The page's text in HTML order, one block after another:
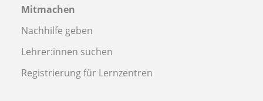
Mitmachen
Nachhilfe geben
Lehrer:innen suchen
Registrierung für Lernzentren